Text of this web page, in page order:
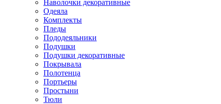
Наволочки декоративные
Одеяла
Комплекты
Пледы
Пододеяльники
Подушки
Подушки декоративные
Покрывала
Полотенца
Портьеры
Простыни
Тюли